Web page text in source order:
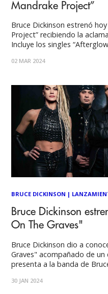
Mandrake Project”
Bruce Dickinson estrenó
Project” recibiendo la
Incluye los singles
rico en texturas musicales,
02 MAR 2024
BRUCE DICKINSON |
Bruce Dickinson
On The Graves"
Bruce Dickinson dio a
Graves" acompañado de
presenta a la banda de
el maestro de los teclados
30 JAN 2024